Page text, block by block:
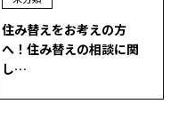
住み替えをお考えの方
へ！住み替えの相談に関
し…